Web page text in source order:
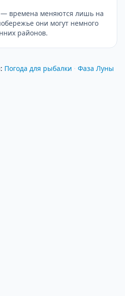
времена меняются лишь на
они могут немного
районов.
: Погода для рыбалки · Фаза Луны